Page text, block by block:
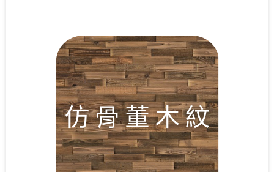
仿骨董木紋